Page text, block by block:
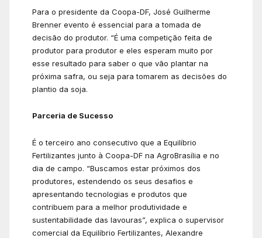
Para o presidente da Coopa-DF, José Guilherme
Brenner evento é essencial para a tomada de
decisão do produtor. “É uma competição feita de
produtor para produtor e eles esperam muito por
esse resultado para saber o que vão plantar na
próxima safra, ou seja para tomarem as decisões do
plantio da soja.
Parceria de Sucesso
É o terceiro ano consecutivo que a Equilíbrio
Fertilizantes junto à Coopa-DF na AgroBrasília e no
dia de campo. “Buscamos estar próximos dos
produtores, estendendo os seus desafios e
apresentando tecnologias e produtos que
contribuem para a melhor produtividade e
sustentabilidade das lavouras”, explica o supervisor
comercial da Equilíbrio Fertilizantes, Alexandre